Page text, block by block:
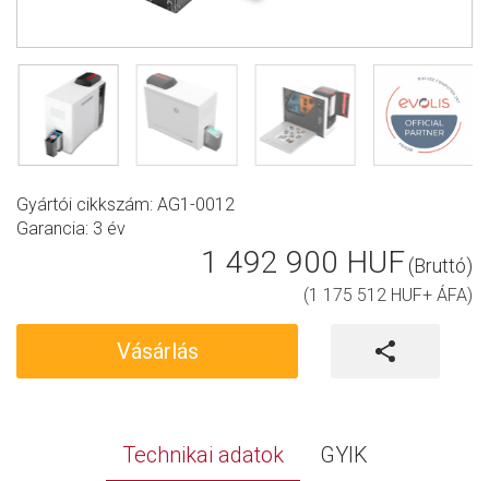
Gyártói cikkszám: AG1-0012
Garancia: 3 év
1 492 900 HUF(Bruttó)
(1 175 512 HUF+ ÁFA)
Vásárlás
Technikai adatok GYIK